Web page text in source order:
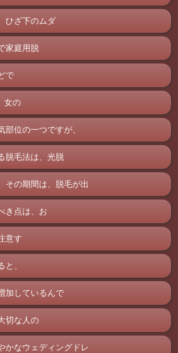
ひざ下のムダ
家庭用脱
で
女の
位の一つですが、
脱毛法は、光脱
その期間は、脱毛が出
き点は、お
意す
、
加しているんで
切な人の
かなウェディングドレ